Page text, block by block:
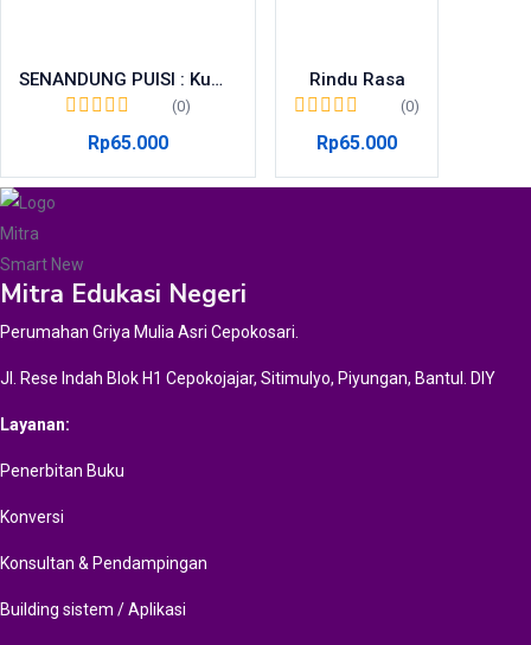
SENANDUNG PUISI : Kumpulan Puisi Bahasa Jawa
(0)
Rp65.000
Rindu Rasa
(0)
Rp65.000
Mitra Edukasi Negeri
Perumahan Griya Mulia Asri Cepokosari.
Jl. Rese Indah Blok H1 Cepokojajar, Sitimulyo, Piyungan, Bantul. DIY
Layanan:
Penerbitan Buku
Konversi
Konsultan & Pendampingan
Building sistem / Aplikasi